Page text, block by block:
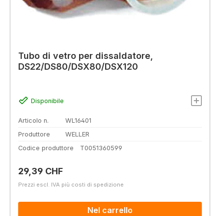
Tubo di vetro per dissaldatore,
DS22/DS80/DSX80/DSX120
Disponibile
Articolo n.
WL16401
Produttore
WELLER
Codice produttore
T0051360599
Prezzo normale:
29,39 CHF
Prezzi escl. IVA più costi di spedizione
Nel carrello